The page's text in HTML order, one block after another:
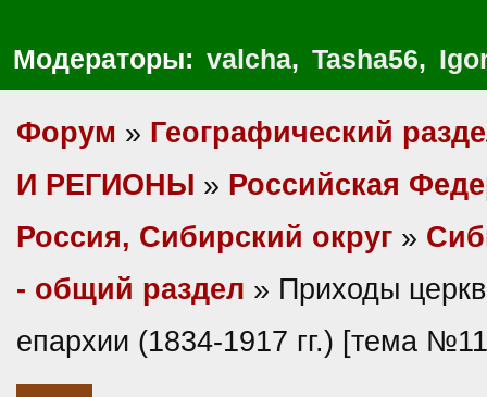
Модераторы: valcha, Tasha56,
Форум » Географический
И РЕГИОНЫ » Российская
Россия, Сибирский округ »
- общий раздел » Приходы
епархии (1834-1917 гг.) [тема